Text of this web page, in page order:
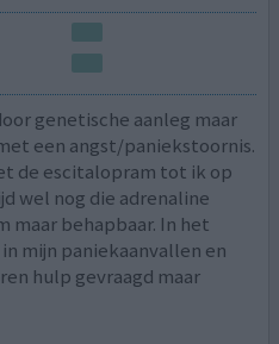
genetische aanleg maar
een angst/paniekstoornis.
de escitalopram tot ik op
wel nog die adrenaline
maar behapbaar. In het
mijn paniekaanvallen en
hulp gevraagd maar